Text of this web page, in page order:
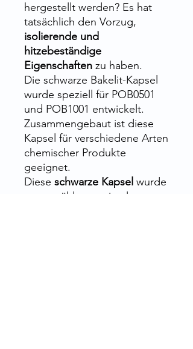
hergestellt werden? Es hat
tatsächlich den Vorzug,
isolierende und
hitzebeständige
Eigenschaften zu haben.
Die schwarze Bakelit-Kapsel
wurde speziell für POB0501
und POB1001 entwickelt.
Zusammengebaut ist diese
Kapsel für verschiedene Arten
chemischer Produkte
geeignet.
Diese schwarze Kapsel wurde
ausgewählt, um ein elegantes